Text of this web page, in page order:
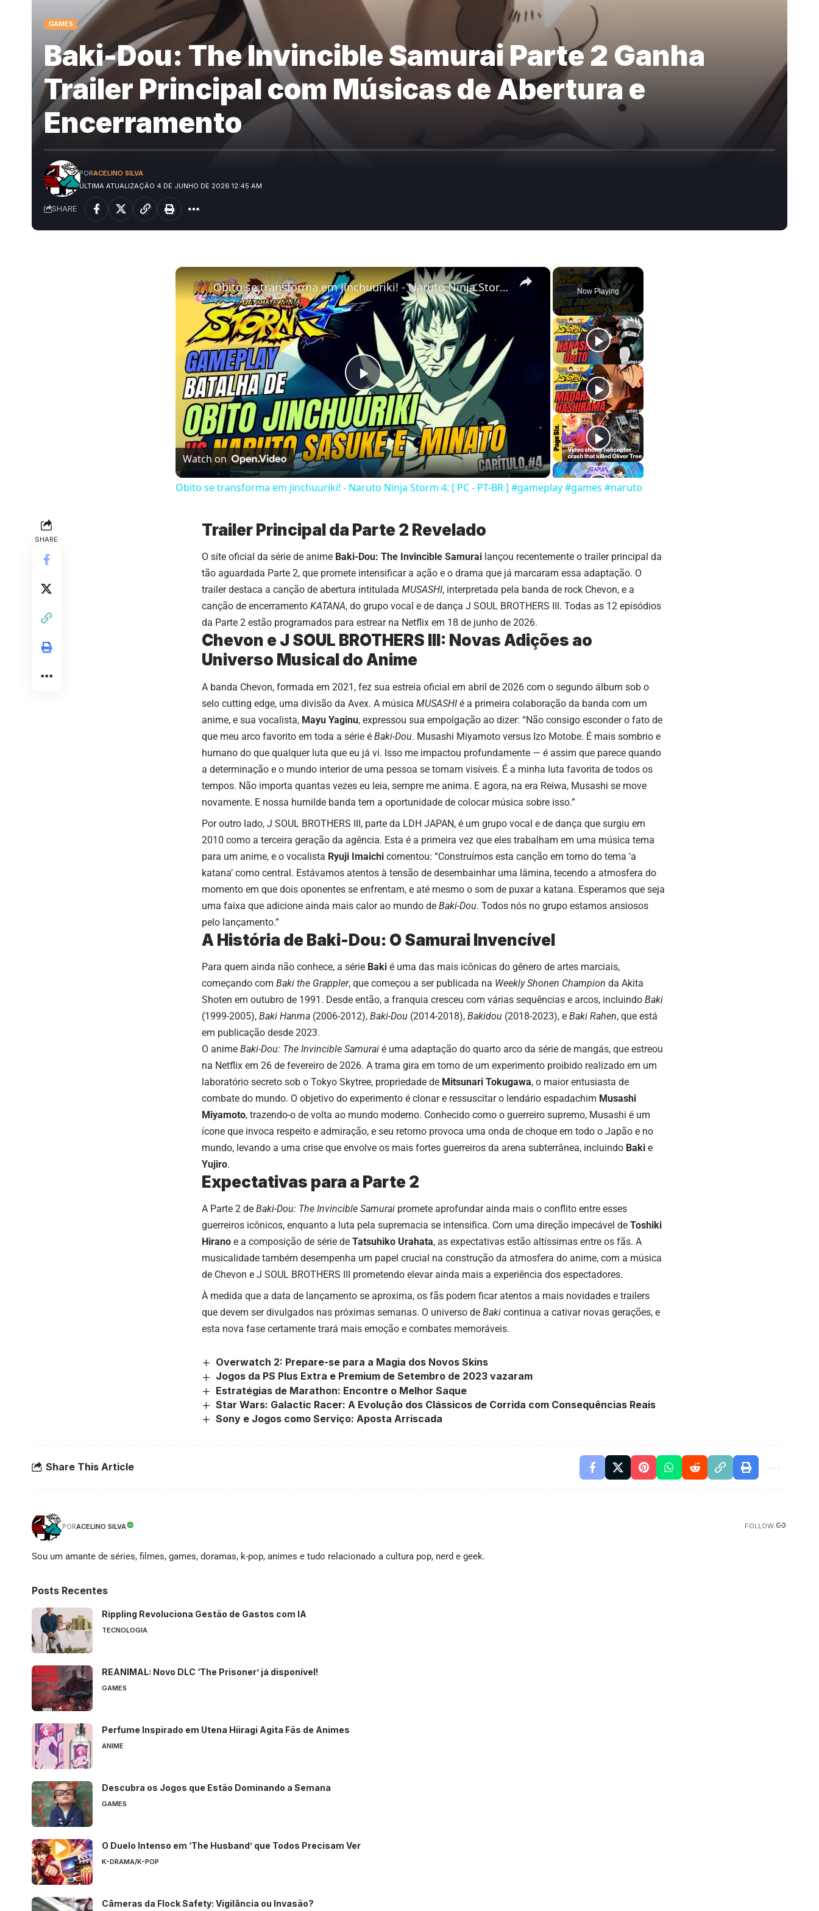
GAMES
Baki-Dou: The Invincible Samurai Parte 2 Ganha
Trailer Principal com Músicas de Abertura e
Encerramento
ÚLTIMA ATUALIZAÇÃO 4 DE JUNHO DE 2026 12:45 AM
PORACELINO SILVA
SHARE
Now Playing
×
Play
Video
Obito se transforma em jinchuuriki! - Naruto Ninja Storm 4: [ PC - PT-BR ] #gameplay #games #naruto
Watch on
Obito se transforma em jinchuuriki! - Naruto Ninja Storm 4: [ PC - PT-BR ] #gameplay #games #naruto
SHARE Trailer Principal da Parte 2 Revelado
O site oficial da série de anime Baki-Dou: The Invincible Samurai lançou recentemente o trailer principal da
tão aguardada Parte 2, que promete intensificar a ação e o drama que já marcaram essa adaptação. O
trailer destaca a canção de abertura intitulada MUSASHI, interpretada pela banda de rock Chevon, e a
canção de encerramento KATANA, do grupo vocal e de dança J SOUL BROTHERS III. Todas as 12 episódios
da Parte 2 estão programados para estrear na Netflix em 18 de junho de 2026.
Chevon e J SOUL BROTHERS III: Novas Adições ao
Universo Musical do Anime
A banda Chevon, formada em 2021, fez sua estreia oficial em abril de 2026 com o segundo álbum sob o
selo cutting edge, uma divisão da Avex. A música MUSASHI é a primeira colaboração da banda com um
anime, e sua vocalista, Mayu Yaginu, expressou sua empolgação ao dizer: “Não consigo esconder o fato de
que meu arco favorito em toda a série é Baki-Dou. Musashi Miyamoto versus Izo Motobe. É mais sombrio e
humano do que qualquer luta que eu já vi. Isso me impactou profundamente — é assim que parece quando
a determinação e o mundo interior de uma pessoa se tornam visíveis. É a minha luta favorita de todos os
tempos. Não importa quantas vezes eu leia, sempre me anima. E agora, na era Reiwa, Musashi se move
novamente. E nossa humilde banda tem a oportunidade de colocar música sobre isso.”
Por outro lado, J SOUL BROTHERS III, parte da LDH JAPAN, é um grupo vocal e de dança que surgiu em
2010 como a terceira geração da agência. Esta é a primeira vez que eles trabalham em uma música tema
para um anime, e o vocalista Ryuji Imaichi comentou: “Construímos esta canção em torno do tema ‘a
katana’ como central. Estávamos atentos à tensão de desembainhar uma lâmina, tecendo a atmosfera do
momento em que dois oponentes se enfrentam, e até mesmo o som de puxar a katana. Esperamos que seja
uma faixa que adicione ainda mais calor ao mundo de Baki-Dou. Todos nós no grupo estamos ansiosos
pelo lançamento.”
A História de Baki-Dou: O Samurai Invencível
Para quem ainda não conhece, a série Baki é uma das mais icônicas do gênero de artes marciais,
começando com Baki the Grappler, que começou a ser publicada na Weekly Shonen Champion da Akita
Shoten em outubro de 1991. Desde então, a franquia cresceu com várias sequências e arcos, incluindo Baki
(1999-2005), Baki Hanma (2006-2012), Baki-Dou (2014-2018), Bakidou (2018-2023), e Baki Rahen, que está
em publicação desde 2023.
O anime Baki-Dou: The Invincible Samurai é uma adaptação do quarto arco da série de mangás, que estreou
na Netflix em 26 de fevereiro de 2026. A trama gira em torno de um experimento proibido realizado em um
laboratório secreto sob o Tokyo Skytree, propriedade de Mitsunari Tokugawa, o maior entusiasta de
combate do mundo. O objetivo do experimento é clonar e ressuscitar o lendário espadachim Musashi
Miyamoto, trazendo-o de volta ao mundo moderno. Conhecido como o guerreiro supremo, Musashi é um
ícone que invoca respeito e admiração, e seu retorno provoca uma onda de choque em todo o Japão e no
mundo, levando a uma crise que envolve os mais fortes guerreiros da arena subterrânea, incluindo Baki e
Yujiro.
Expectativas para a Parte 2
A Parte 2 de Baki-Dou: The Invincible Samurai promete aprofundar ainda mais o conflito entre esses
guerreiros icônicos, enquanto a luta pela supremacia se intensifica. Com uma direção impecável de Toshiki
Hirano e a composição de série de Tatsuhiko Urahata, as expectativas estão altíssimas entre os fãs. A
musicalidade também desempenha um papel crucial na construção da atmosfera do anime, com a música
de Chevon e J SOUL BROTHERS III prometendo elevar ainda mais a experiência dos espectadores.
À medida que a data de lançamento se aproxima, os fãs podem ficar atentos a mais novidades e trailers
que devem ser divulgados nas próximas semanas. O universo de Baki continua a cativar novas gerações, e
esta nova fase certamente trará mais emoção e combates memoráveis.
Overwatch 2: Prepare-se para a Magia dos Novos Skins
Jogos da PS Plus Extra e Premium de Setembro de 2023 vazaram
Estratégias de Marathon: Encontre o Melhor Saque
Star Wars: Galactic Racer: A Evolução dos Clássicos de Corrida com Consequências Reais
Sony e Jogos como Serviço: Aposta Arriscada
Share This Article
PORACELINO SILVA FOLLOW:
Sou um amante de séries, filmes, games, doramas, k-pop, animes e tudo relacionado a cultura pop, nerd e geek.
Posts Recentes
Rippling Revoluciona Gestão de Gastos com IA
TECNOLOGIA
REANIMAL: Novo DLC ‘The Prisoner’ já disponível!
GAMES
Perfume Inspirado em Utena Hiiragi Agita Fãs de Animes
ANIME
Descubra os Jogos que Estão Dominando a Semana
GAMES
O Duelo Intenso em ‘The Husband’ que Todos Precisam Ver
K-DRAMA/K-POP
Câmeras da Flock Safety: Vigilância ou Invasão?